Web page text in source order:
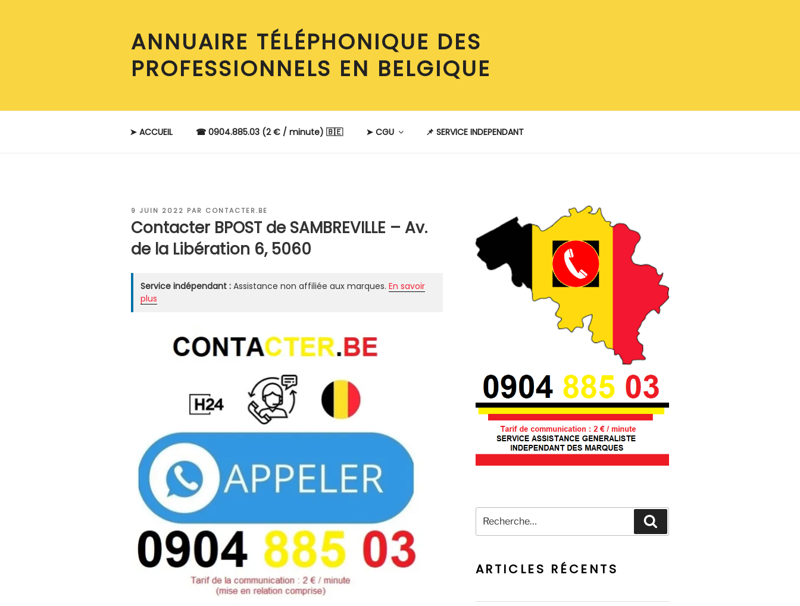
ANNUAIRE TÉLÉPHONIQUE DES
PROFESSIONNELS EN BELGIQUE
➤ ACCUEIL ☎ 0904.885.03 (2 € / minute) 🇧🇪 ➤ CGU 📌 SERVICE INDEPENDANT
PUBLIÉ
LE
9 JUIN 2022 PAR CONTACTER.BE
Contacter BPOST de SAMBREVILLE – Av.
de la Libération 6, 5060
Service indépendant : Assistance non affiliée aux marques. En savoir
plus
pour
:
ARTICLES RÉCENTS